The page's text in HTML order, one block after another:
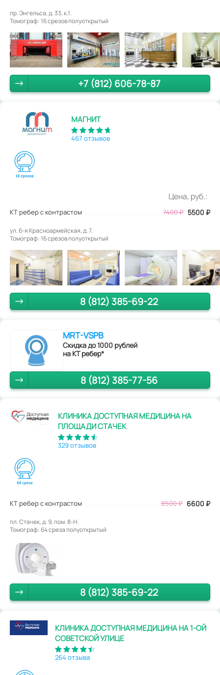
пр. Энгельса, д. 33, к.1.
Томограф: 16 срезов полуоткрытый
+7 (812) 606-78-87
МАГНИТ
467 отзывов
Цена, руб.:
КТ ребер с контрастом 7400₽ 5500 ₽
ул. 6-я Красноармейская, д. 7.
Томограф: 16 срезов полуоткрытый
8 (812) 385-69-22
MRT-VSPB
Скидка до 1000 рублей
на КТ ребер*
8 (812) 385-77-56
КЛИНИКА ДОСТУПНАЯ МЕДИЦИНА НА
ПЛОЩАДИ СТАЧЕК
329 отзывов
КТ ребер с контрастом 8500₽ 6600 ₽
пл. Стачек, д. 9, пом. 8-Н.
Томограф: 64 среза полуоткрытый
8 (812) 385-69-22
КЛИНИКА ДОСТУПНАЯ МЕДИЦИНА НА 1-ОЙ
СОВЕТСКОЙ УЛИЦЕ
264 отзыва